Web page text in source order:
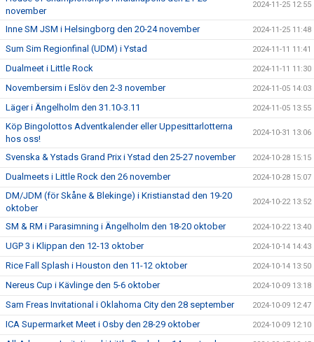
november
2024-11-25 12:55
Inne SM JSM i Helsingborg den 20-24 november 2024-11-25 11:48
Sum Sim Regionfinal (UDM) i Ystad 2024-11-11 11:41
Dualmeet i Little Rock 2024-11-11 11:30
Novembersim i Eslöv den 2-3 november 2024-11-05 14:03
Läger i Ängelholm den 31.10-3.11 2024-11-05 13:55
Köp Bingolottos Adventkalender eller Uppesittarlotterna
hos oss!
2024-10-31 13:06
Svenska & Ystads Grand Prix i Ystad den 25-27 november 2024-10-28 15:15
Dualmeets i Little Rock den 26 november 2024-10-28 15:07
DM/JDM (för Skåne & Blekinge) i Kristianstad den 19-20
oktober
2024-10-22 13:52
SM & RM i Parasimning i Ängelholm den 18-20 oktober 2024-10-22 13:40
UGP 3 i Klippan den 12-13 oktober 2024-10-14 14:43
Rice Fall Splash i Houston den 11-12 oktober 2024-10-14 13:50
Nereus Cup i Kävlinge den 5-6 oktober 2024-10-09 13:18
Sam Freas Invitational i Oklahoma City den 28 september 2024-10-09 12:47
ICA Supermarket Meet i Osby den 28-29 oktober 2024-10-09 12:10